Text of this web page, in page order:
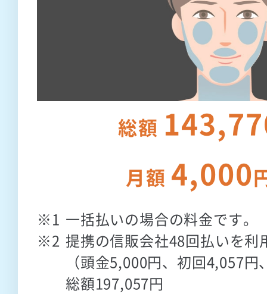
総額
月額 4,000
一括払いの場合の料金です。
提携の信販会社48回払いを利
（頭金5,000円、初回4,057
総額197,057円